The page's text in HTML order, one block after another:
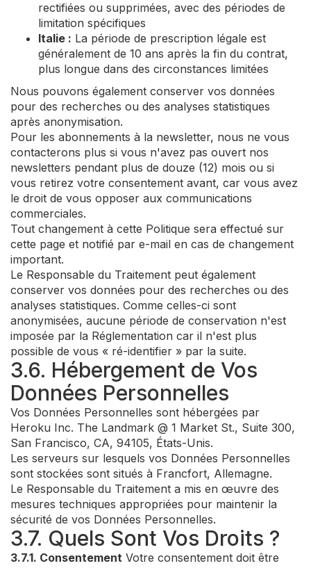
rectifiées ou supprimées, avec des périodes de
limitation spécifiques
Italie : La période de prescription légale est
généralement de 10 ans après la fin du contrat,
plus longue dans des circonstances limitées
Nous pouvons également conserver vos données
pour des recherches ou des analyses statistiques
après anonymisation.
Pour les abonnements à la newsletter, nous ne vous
contacterons plus si vous n'avez pas ouvert nos
newsletters pendant plus de douze (12) mois ou si
vous retirez votre consentement avant, car vous avez
le droit de vous opposer aux communications
commerciales.
Tout changement à cette Politique sera effectué sur
cette page et notifié par e-mail en cas de changement
important.
Le Responsable du Traitement peut également
conserver vos données pour des recherches ou des
analyses statistiques. Comme celles-ci sont
anonymisées, aucune période de conservation n'est
imposée par la Réglementation car il n'est plus
possible de vous « ré-identifier » par la suite.
3.6. Hébergement de Vos
Données Personnelles
Vos Données Personnelles sont hébergées par
Heroku Inc. The Landmark @ 1 Market St., Suite 300,
San Francisco, CA, 94105, États-Unis.
Les serveurs sur lesquels vos Données Personnelles
sont stockées sont situés à Francfort, Allemagne.
Le Responsable du Traitement a mis en œuvre des
mesures techniques appropriées pour maintenir la
sécurité de vos Données Personnelles.
3.7. Quels Sont Vos Droits ?
3.7.1. Consentement Votre consentement doit être